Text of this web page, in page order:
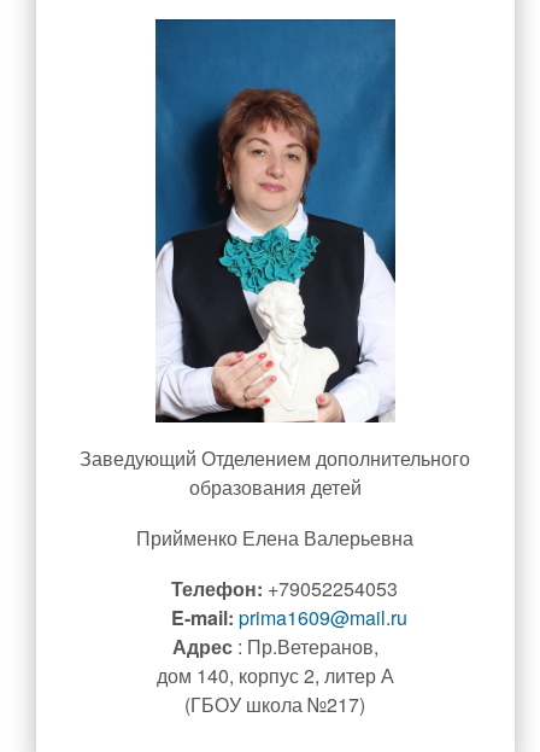
Визитная карточка ОДОД
Деятельность ОДОД
Достижения обучающихся ОДОД
Достижения педагогов ОДОД
Школьный театр
Школьные новости
Профилактика детского дорожно-транспортного травматизма
Заведующий Отделением дополнительного
образования детей
Прийменко Елена Валерьевна
Телефон: +79052254053
E-mail:prima1609@mail.ru
Адрес: Пр.Ветеранов,
дом 140, корпус 2, литер А
(ГБОУ школа №217)